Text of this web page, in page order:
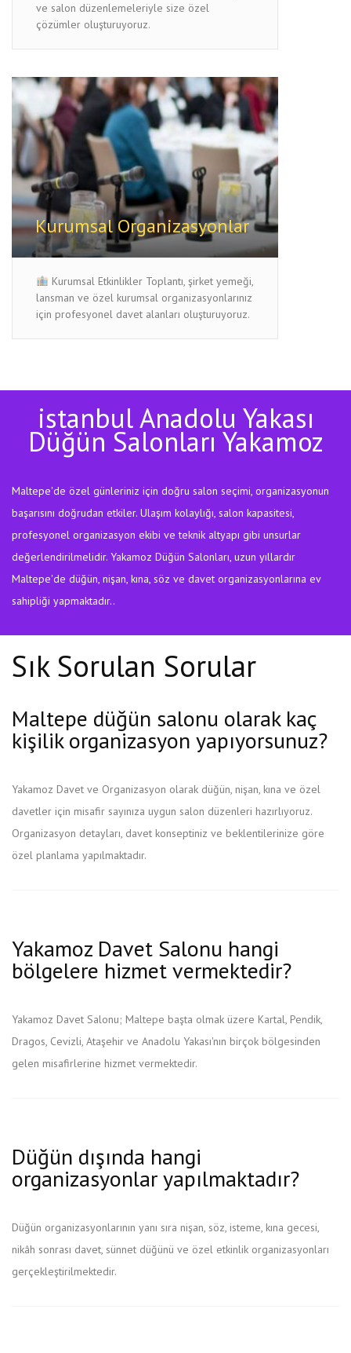
ve salon düzenlemeleriyle size özel
çözümler oluşturuyoruz.
Kurumsal Organizasyonlar
Kurumsal Etkinlikler Toplantı, şirket yemeği,
lansman ve özel kurumsal organizasyonlarınız
için profesyonel davet alanları oluşturuyoruz.
istanbul Anadolu Yakası
Düğün Salonları Yakamoz
Maltepe'de özel günleriniz için doğru salon seçimi, organizasyonun
başarısını doğrudan etkiler. Ulaşım kolaylığı, salon kapasitesi,
profesyonel organizasyon ekibi ve teknik altyapı gibi unsurlar
değerlendirilmelidir. Yakamoz Düğün Salonları, uzun yıllardır
Maltepe'de düğün, nişan, kına, söz ve davet organizasyonlarına ev
sahipliği yapmaktadır..
Sık Sorulan Sorular
Maltepe düğün salonu olarak kaç
kişilik organizasyon yapıyorsunuz?
Yakamoz Davet ve Organizasyon olarak düğün, nişan, kına ve özel
davetler için misafir sayınıza uygun salon düzenleri hazırlıyoruz.
Organizasyon detayları, davet konseptiniz ve beklentilerinize göre
özel planlama yapılmaktadır.
Yakamoz Davet Salonu hangi
bölgelere hizmet vermektedir?
Yakamoz Davet Salonu; Maltepe başta olmak üzere Kartal, Pendik,
Dragos, Cevizli, Ataşehir ve Anadolu Yakası'nın birçok bölgesinden
gelen misafirlerine hizmet vermektedir.
Düğün dışında hangi
organizasyonlar yapılmaktadır?
Düğün organizasyonlarının yanı sıra nişan, söz, isteme, kına gecesi,
nikâh sonrası davet, sünnet düğünü ve özel etkinlik organizasyonları
gerçekleştirilmektedir.